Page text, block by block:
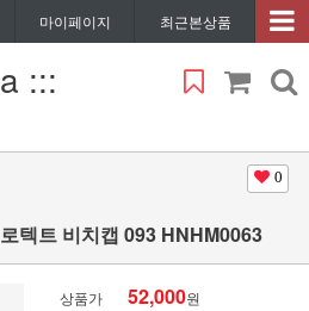
마이페이지 최근본상품
:::
0
텍트 비치캡 093 HNHM0063
상품가 52,000원